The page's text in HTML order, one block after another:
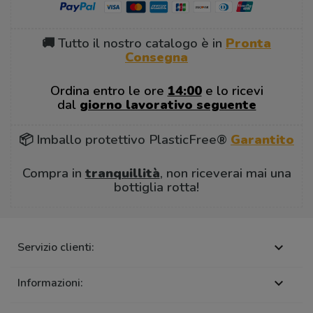
🚚 Tutto il nostro catalogo è in Pronta
Consegna
Ordina entro le ore 14:00e lo ricevi
dal giorno lavorativo seguente
📦 Imballo protettivo PlasticFree® Garantito
Compra in tranquillità, non riceverai mai una
bottiglia rotta!
Servizio clienti: 
Informazioni: 